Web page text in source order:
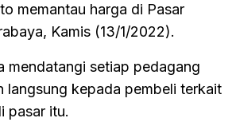
memantau harga di Pasar
Kamis (13/1/2022).
mendatangi setiap pedagang
langsung kepada pembeli terkait
pasar itu.